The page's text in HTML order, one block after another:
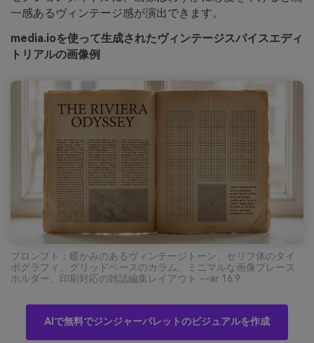
一感あるヴィンテージ感が演出できます。
media.ioを使って生成されたヴィンテージスパイスエディ
トリアルの画像例
プロンプト：暖かみのあるヴィンテージトーン、セリフ体のタイ
ポグラフィ、グリッドベースのカラム、ミニマルな画像プレース
ホルダー、印刷対応の雑誌編集レイアウト --ar 16:9
AIで無料でジンジャーパレットのビジュアルを作成